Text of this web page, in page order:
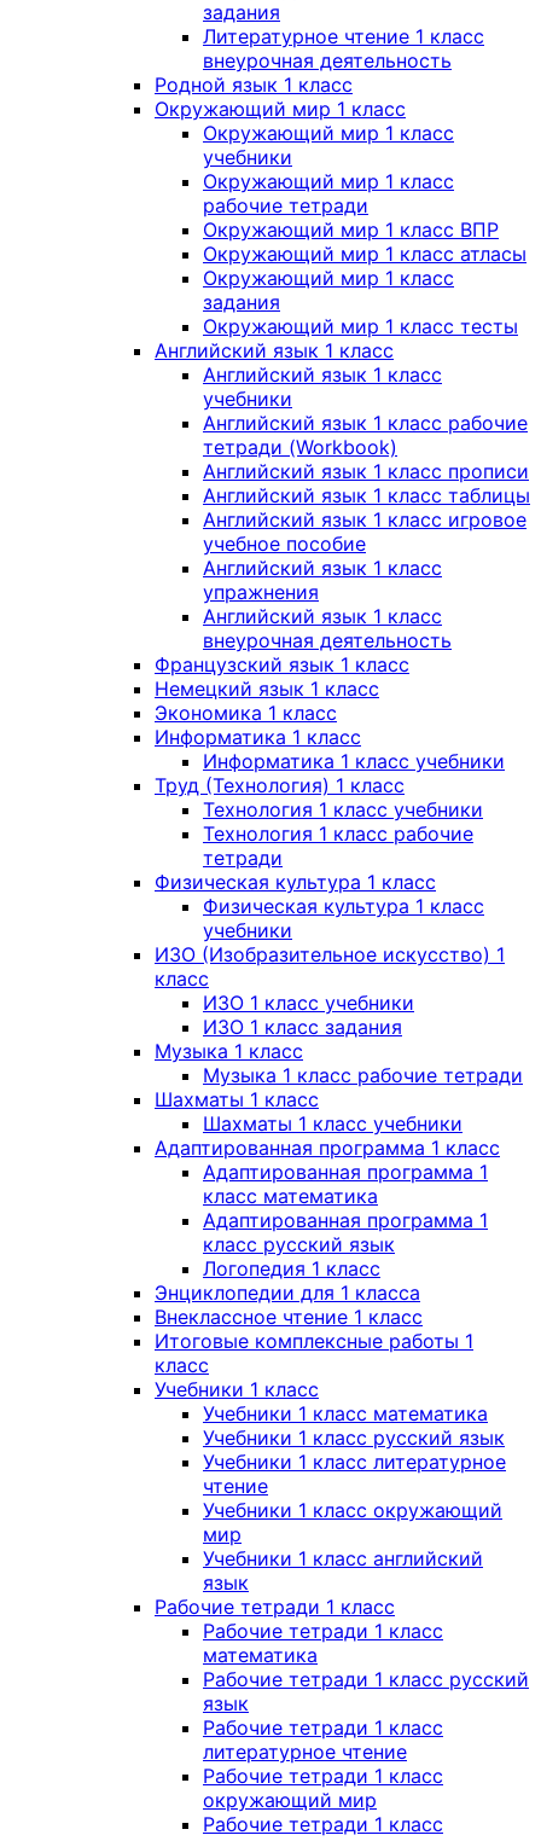
задания
Литературное чтение 1 класс
внеурочная деятельность
Родной язык 1 класс
Окружающий мир 1 класс
Окружающий мир 1 класс
учебники
Окружающий мир 1 класс
рабочие тетради
Окружающий мир 1 класс ВПР
Окружающий мир 1 класс атласы
Окружающий мир 1 класс
задания
Окружающий мир 1 класс тесты
Английский язык 1 класс
Английский язык 1 класс
учебники
Английский язык 1 класс рабочие
тетради (Workbook)
Английский язык 1 класс прописи
Английский язык 1 класс таблицы
Английский язык 1 класс игровое
учебное пособие
Английский язык 1 класс
упражнения
Английский язык 1 класс
внеурочная деятельность
Французский язык 1 класс
Немецкий язык 1 класс
Экономика 1 класс
Информатика 1 класс
Информатика 1 класс учебники
Труд (Технология) 1 класс
Технология 1 класс учебники
Технология 1 класс рабочие
тетради
Физическая культура 1 класс
Физическая культура 1 класс
учебники
ИЗО (Изобразительное искусство) 1
класс
ИЗО 1 класс учебники
ИЗО 1 класс задания
Музыка 1 класс
Музыка 1 класс рабочие тетради
Шахматы 1 класс
Шахматы 1 класс учебники
Адаптированная программа 1 класс
Адаптированная программа 1
класс математика
Адаптированная программа 1
класс русский язык
Логопедия 1 класс
Энциклопедии для 1 класса
Внеклассное чтение 1 класс
Итоговые комплексные работы 1
класс
Учебники 1 класс
Учебники 1 класс математика
Учебники 1 класс русский язык
Учебники 1 класс литературное
чтение
Учебники 1 класс окружающий
мир
Учебники 1 класс английский
язык
Рабочие тетради 1 класс
Рабочие тетради 1 класс
математика
Рабочие тетради 1 класс русский
язык
Рабочие тетради 1 класс
литературное чтение
Рабочие тетради 1 класс
окружающий мир
Рабочие тетради 1 класс